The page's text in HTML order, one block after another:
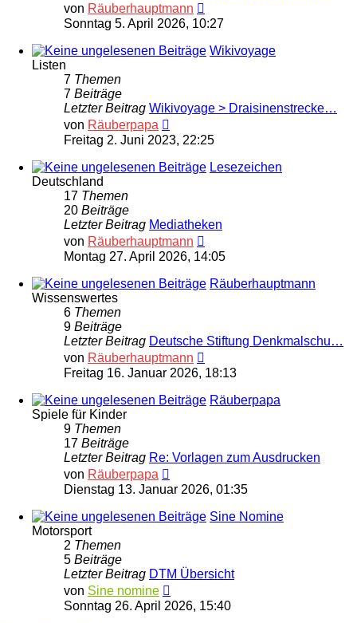
von Räuberhauptmann
Beitrag
Sonntag 5. April 2026, 10:27
Wikivoyage
Listen
7 Themen
7 Beiträge
Letzter Beitrag Wikivoyage > Draisinenstrecke…
von Räuberpapa
Beitrag
Freitag 2. Juni 2023, 22:25
Lesezeichen
Deutschland
17 Themen
20 Beiträge
Letzter Beitrag Mediatheken
von Räuberhauptmann
Beitrag
Montag 27. April 2026, 14:05
Räuberhauptmann
Wissenswertes
6 Themen
9 Beiträge
Letzter Beitrag Deutsche Stiftung Denkmalschu…
von Räuberhauptmann
Beitrag
Freitag 16. Januar 2026, 18:13
Räuberpapa
Spiele für Kinder
9 Themen
17 Beiträge
Letzter Beitrag Re: Vorlagen zum Ausdrucken
von Räuberpapa
Beitrag
Dienstag 13. Januar 2026, 01:35
Sine Nomine
Motorsport
2 Themen
5 Beiträge
Letzter Beitrag DTM Übersicht
von Sine nomine
Beitrag
Sonntag 26. April 2026, 15:40